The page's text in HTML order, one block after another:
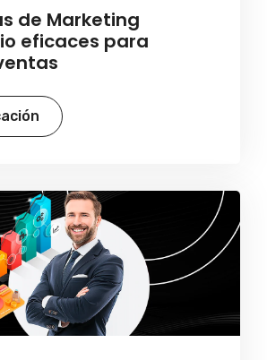
de Marketing
eficaces para